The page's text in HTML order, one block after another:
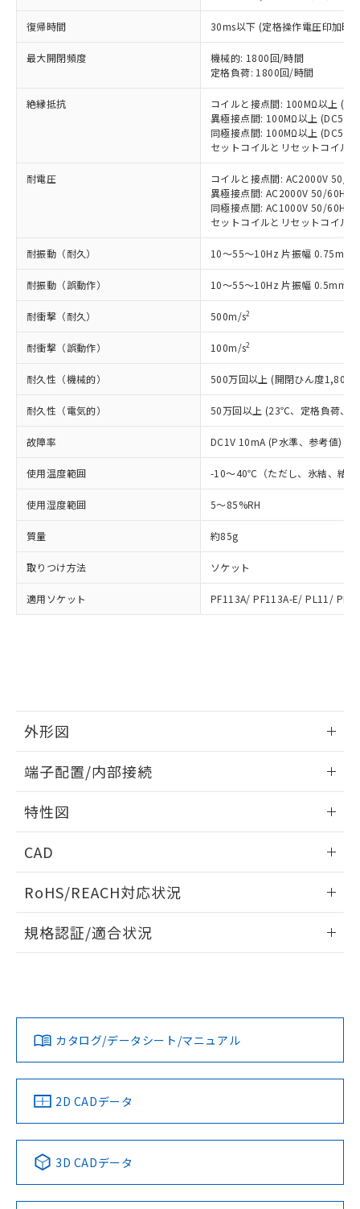
復帰時間 30ms以下 (定格操作電圧印加時
最大開閉頻度
機械的: 1800回/時間
定格負荷: 1800回/時間
絶縁抵抗
コイルと接点間: 100MΩ以上
異極接点間: 100MΩ以上
同極接点間: 100MΩ以上
セットコイルとリセットコイル
耐電圧
コイルと接点間: AC2000V 50/
異極接点間: AC2000V 50/60Hz
同極接点間: AC1000V 50/60Hz
セットコイルとリセットコイル
耐振動（耐久） 10～55～10Hz 片振幅 0.75mm
耐振動（誤動作） 10～55～10Hz 片振幅 0.5mm (
耐衝撃（耐久） 500m/s2
耐衝撃（誤動作） 100m/s2
耐久性（機械的） 500万回以上 (開閉ひん度1,800
耐久性（電気的） 50万回以上 (23℃、定格負荷、
故障率 DC1V 10mA (P水準、参考値) (
使用温度範囲 -10～40℃（ただし、氷結、結露
使用湿度範囲 5～85%RH
質量 約85g
取りつけ方法 ソケット
適用ソケット PF113A/ PF113A-E/ PL11/
外形図
外形図
端子配置/内部接続
端子配置/内部接続
特性図
電気的寿命曲線
CAD
ドすることができます。
ログイン/会員登録
ダウンロードデータをご利用いただく前に、以下を必ずお読
みください。
ソフトウェアの使用条件
RoHS/REACH対応状況
EU RoHS 注意事項・凡例
対応済み
中国 RoHS 注意事項・凡例
Pb Hg Cd Cr(VI)
規格認証/適合状況
LR型式承認
（イギリス
船舶規格）
DNV型式承認
（ノルウェー
BV型式承認
（フランス
KR型式
（韓国
No No No No
この製品の規格認証/適合状況ページへ
その他の認証はこちらのページからご検索ください
カタログ/データシート/マニュアル
2D CADデータ
3D CADデータ
商品の当社在庫状況および標準価格
(税抜)を提供させていただくもので
当社制御機器事業取扱商品の中には、
本サービスの対象外となる商品もある
ことをご了承ください。
在庫状況および標準価格照会結果は、
記載している更新日時点での社内デー
タに基づき作成されるものであり、閲
覧された時点での実際の在庫および標
準価格とは異なる場合があることをご
正式な納期状況および標準価格はお客
様のお取引先、またはお客様担当のオ
ムロン制御機器販売店・当社販売員に
オムロン制御機器販売店や当社販売拠
点は「
販売ネットワーク
」をご確認
在庫状況および標準価格結果を当社の
事前の承諾なく第三者に漏洩または開
示しないようお願いします。
マイパーツ機能（部品リスト作成サー
ビス）をご利用いただくには、I-Web
メンバーズにご登録されている必要が
お客様が当ウェブサイト上で当社にご
登録された部品リストについて、当社
および当社の共同利用者が、当社の製
品・サービスに関するお客様との取
引・商談に必要な範囲で利用すること
※当社の共同利用者とは、"個人情報
の「1.共同利
非該当品：ライセンス料など無形物で、有
害物質有無と関係のない商品です。
仕入先様の事情により、非含有部品として
いたものが、含有品と判明した場合などや
むを得ず変更することがあります。
鉛(Pb) 1000ppm以下、 水銀(Hg) 1000ppm以下、 カド
六価クロム(Cr(Ⅵ)) 1000ppm以下、ポリ臭化ビフェニル
類(PBB) 1000ppm以下、ポリ臭化ジフェニルエーテル類
(PBDE) 1000ppm以下、フタル酸ビス(2-エチルヘキシ
ル) (DEHP)(別名：DOP) 1000ppm以下、フタル酸ブチ
ルベンジル（BBP） 1000ppm以下、フタル酸ジブチル
（DBP） 1000ppm以下、フタル酸ジイソブチル
但し、RoHS指令で産業用監視および制御機器に対する
図的な使用がないことを確認しています。
部品在庫の切り替え状況などにより、予定
月が前後することがあります。
※3 非含有証明書ダウンロード
下記の非含有証明書をダウンロードするこ
とができます。
EU RoHS指令（10物質）の非含有証明書
51物質の非含有証明書（当社基準）
※本証明書は発行日時点で非含有を証明す
るもので、過去に遡って非含有を証明する
ものではありません。
していることから、特段のことがない限
り、2022年1月12日より割愛しておりま
す。
「○」：最大均質材料含有率が中国RoHSの
基準値以下であることを示します。
「×」：最大均質材料含有率が中国RoHSの
基準値を超えていることを示します。
い合わせください。
*中国RoHS10物質の基準値 (GB/T26572)：
Cr(Ⅵ)(六価クロム) : 1000ppm、 PBBs(ポリ臭化ビフェ
ニル類) : 1000ppm、 PBDEs(ポリ臭化ジフェニルエーテ
DBP(フタル酸ジブチル) : 1000ppm、 DIBP(フタル酸ジ
イソブチル) : 1000ppm、 BBP(フタル酸ブチルベンジ
DEHP(フタル酸ビス(2-エチルヘキシル)) : 1000ppm
「ｅ」：有害物質（10物質）のすべてが基
準値以下であることを示します。
「10」：通常の使用状況下において有害物
質が外部に漏えいし、環境に深刻な影響を
「－」：未確認です。当社販売部門へお問
当社は、これら貴社製品のうち、外国
為替および外国貿易法に定める商品
（以下｢規制貨物等」という）を輸出
または国外への提供する場合は、日本
国政府の輸出許可(または役務取引許
可)を取得するなどの必要な手続きを
当社は規制貨物を破棄する場合は、完
全に破砕するなど、違法に輸出されな
いよう必要な手段を講じます。
当社は貴社製品を、核兵器、ミサイ
ル、化学兵器、生物兵器またはその他
武器並びにこれらの製造装置等に一切
当社は、貴社製品を第三者に販売する
場合は、上記1、2および3の内容を当
該第三者に通知します。また当社は、
法に輸出するおそれがある場合は、取
り引きをいたしません。
キャンセル
一定数以上の在庫あり
在庫なし(最新の在庫状況につ
いては、お客様のお取引先、ま
たはお客様担当のオムロン制御
機器販売店・当社販売員にご確
空
受注生産機種、また在庫状況の
情報を公開していない機種